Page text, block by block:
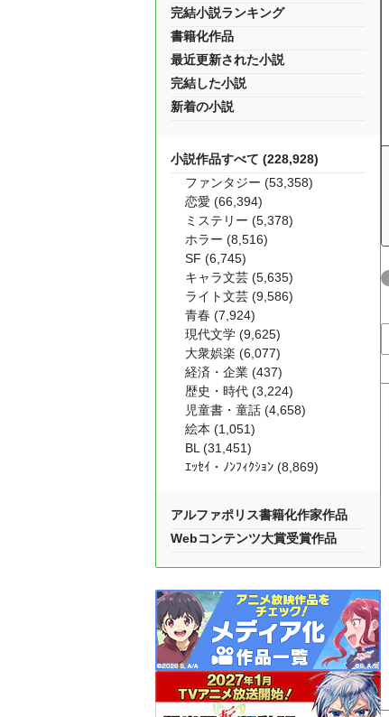
完結小説ランキング
書籍化作品
最近更新された小説
完結した小説
新着の小説
小説作品すべて (228,928)
ファンタジー (53,358)
恋愛 (66,394)
ミステリー (5,378)
ホラー (8,516)
SF (6,745)
キャラ文芸 (5,635)
ライト文芸 (9,586)
青春 (7,924)
現代文学 (9,625)
大衆娯楽 (6,077)
経済・企業 (437)
歴史・時代 (3,224)
児童書・童話 (4,658)
絵本 (1,051)
BL (31,451)
ｴｯｾｲ・ﾉﾝﾌｨｸｼｮﾝ (8,869)
アルファポリス書籍化作家作品
Webコンテンツ大賞受賞作品